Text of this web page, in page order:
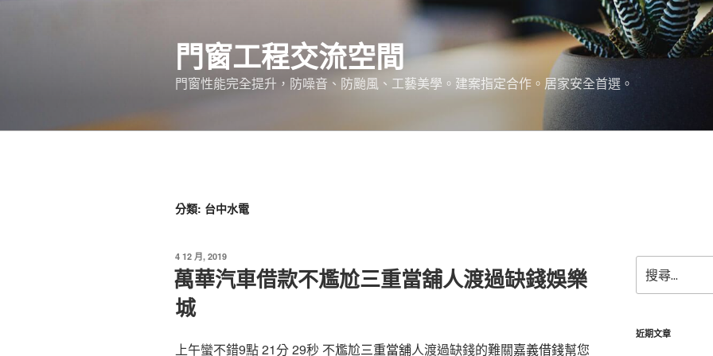
門窗工程交流空間
門窗性能完全提升，防噪音、防颱風、工藝美學。建案指定合作。居家安全首選。
分類: 台中水電
發
佈
於
4 12 月, 2019
萬華汽車借款不尷尬三重當舖人渡過缺錢娛樂
城
上午蠻不錯9點 21分 29秒 不尷尬三重當舖人渡過缺錢的難關嘉義借錢幫您
尋
關
字:
近期文章